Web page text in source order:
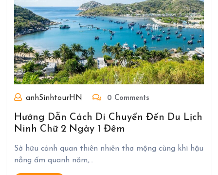
anhSinhtourHN 0 Comments
Hướng Dẫn Cách Di Chuyển Đến Du Lịch
Ninh Chữ 2 Ngày 1 Đêm
Sở hữu cảnh quan thiên nhiên thơ mộng cùng khí hậu
nắng ấm quanh năm,…